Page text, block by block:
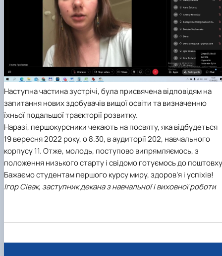
Наступна частина зустрічі, була присвячена відповідям на
запитання нових здобувачів вищої освіти та визначенню
їхньої подальшої траєкторії розвитку.
Наразі, першокурсники чекають на посвяту, яка відбудеться
19 вересня 2022 року, о 8.30, в аудиторії 202, навчального
корпусу 11. Отже, молодь, поступово випрямляємось, з
положення низького старту і свідомо готуємось до
Бажаємо студентам першого курсу миру, здоров’я і успіхів!
Ігор Сівак, заступник декана з навчальної і виховної роботи